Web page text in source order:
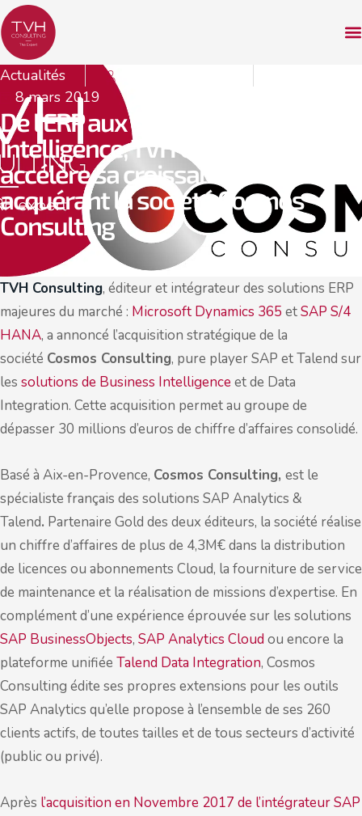
Actualités
8 mars 2019
De l’ERP aux solutions de Business
Intelligence, TVH Consulting
accélère sa croissance en
acquérant la société Cosmos
Consulting
TVH Consulting, éditeur et intégrateur des solutions ERP
majeures du marché : Microsoft Dynamics 365 etSAP S/4
HANA, a annoncé l’acquisition stratégique de la
société Cosmos Consulting, pure player SAP et Talend sur
les solutions de Business Intelligenceet de Data
Integration. Cette acquisition permet au groupe de
dépasser 30 millions d’euros de chiffre d’affaires consolidé.
Basé à Aix-en-Provence, Cosmos Consulting, est le
spécialiste français des solutions SAP Analytics &
Talend. Partenaire Gold des deux éditeurs, la société réalise
un chiffre d’affaires de plus de 4,3M€ dans la distribution
de licences ou abonnements Cloud, la fourniture de service
de maintenance et la réalisation de missions d’expertise. En
complément d’une expérience éprouvée sur les solutions
SAP BusinessObjects, SAP Analytics Cloud ou encore la
plateforme unifiée Talend Data Integration, Cosmos
Consulting édite ses propres extensions pour les outils
SAP Analytics qu’elle propose à l’ensemble de ses 260
clients actifs, de toutes tailles et de tous secteurs d’activité
(public ou privé).
Après l’acquisition en Novembre 2017 de l’intégrateur SAP